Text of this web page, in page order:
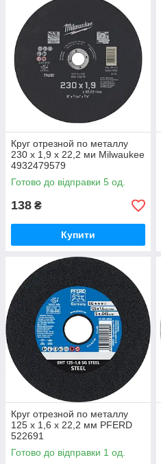
Круг отрезной по металлу
230 х 1,9 х 22,2 ми Milwaukee
4932479579
Готово до відправки 5 од.
138 ₴
Купити
Круг отрезной по металлу
125 х 1,6 х 22,2 мм PFERD
522691
Готово до відправки 1 од.